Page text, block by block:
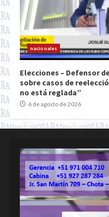
nacionales
Elecciones – Defensor
sobre casos de
no está reglada”
6 de agosto de 2026